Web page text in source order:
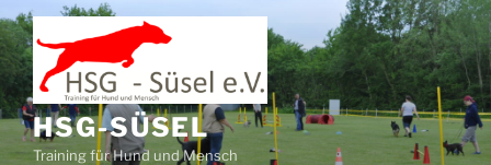
Zum
Inhalt
springen
HSG-SÜSEL
Training für Hund und Mensch